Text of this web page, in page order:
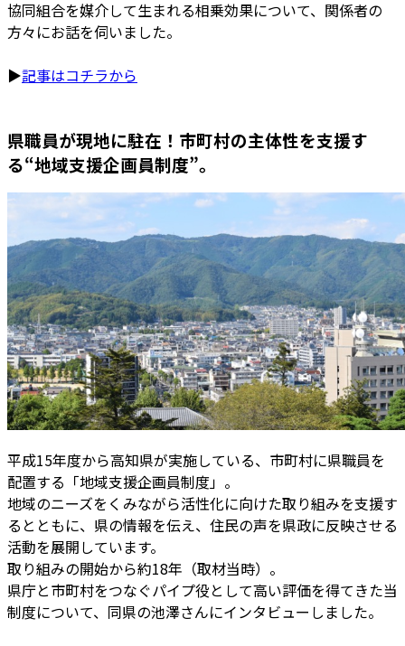
協同組合を媒介して生まれる相乗効果について、関係者の
方々にお話を伺いました。
▶記事はコチラから
県職員が現地に駐在！市町村の主体性を支援す
る“地域支援企画員制度”。
平成15年度から高知県が実施している、市町村に県職員を
配置する「地域支援企画員制度」。
地域のニーズをくみながら活性化に向けた取り組みを支援す
るとともに、県の情報を伝え、住民の声を県政に反映させる
活動を展開しています。
取り組みの開始から約18年（取材当時）。
県庁と市町村をつなぐパイプ役として高い評価を得てきた当
制度について、同県の池澤さんにインタビューしました。